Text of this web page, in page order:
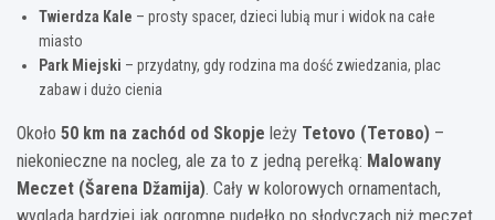
Twierdza Kale – prosty spacer, dzieci lubią mur i widok na całe
miasto
Park Miejski – przydatny, gdy rodzina ma dość zwiedzania, plac
zabaw i dużo cienia
Około 50 km na zachód od Skopje leży Tetovo (Тетово) –
niekonieczne na nocleg, ale za to z jedną perełką: Malowany
Meczet (Šarena Džamija). Cały w kolorowych ornamentach,